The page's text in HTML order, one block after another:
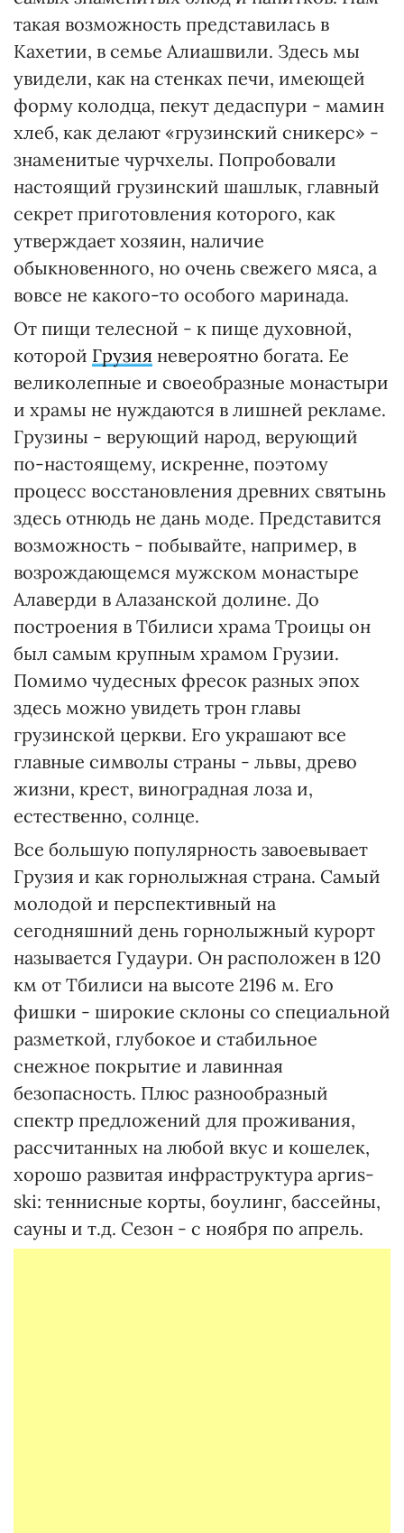
такая возможность представилась в
Кахетии, в семье Алиашвили. Здесь мы
увидели, как на стенках печи, имеющей
форму колодца, пекут дедаспури - мамин
хлеб, как делают «грузинский сникерс» -
знаменитые чурчхелы. Попробовали
настоящий грузинский шашлык, главный
секрет приготовления которого, как
утверждает хозяин, наличие
обыкновенного, но очень свежего мяса, а
вовсе не какого-то особого маринада.
От пищи телесной - к пище духовной,
которой Грузия невероятно богата. Ее
великолепные и своеобразные монастыри
и храмы не нуждаются в лишней рекламе.
Грузины - верующий народ, верующий
по-настоящему, искренне, поэтому
процесс восстановления древних святынь
здесь отнюдь не дань моде. Представится
возможность - побывайте, например, в
возрождающемся мужском монастыре
Алаверди в Алазанской долине. До
построения в Тбилиси храма Троицы он
был самым крупным храмом Грузии.
Помимо чудесных фресок разных эпох
здесь можно увидеть трон главы
грузинской церкви. Его украшают все
главные символы страны - львы, древо
жизни, крест, виноградная лоза и,
естественно, солнце.
Все большую популярность завоевывает
Грузия и как горнолыжная страна. Самый
молодой и перспективный на
сегодняшний день горнолыжный курорт
называется Гудаури. Он расположен в 120
км от Тбилиси на высоте 2196 м. Его
фишки - широкие склоны со специальной
разметкой, глубокое и стабильное
снежное покрытие и лавинная
безопасность. Плюс разнообразный
спектр предложений для проживания,
рассчитанных на любой вкус и кошелек,
хорошо развитая инфраструктура aprиs-
ski: теннисные корты, боулинг, бассейны,
сауны и т.д. Сезон - с ноября по апрель.